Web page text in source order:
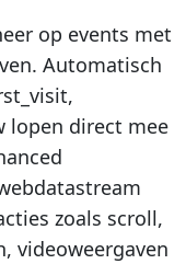
op events met
Automatisch
lopen direct mee
zoals scroll,
videoweergaven